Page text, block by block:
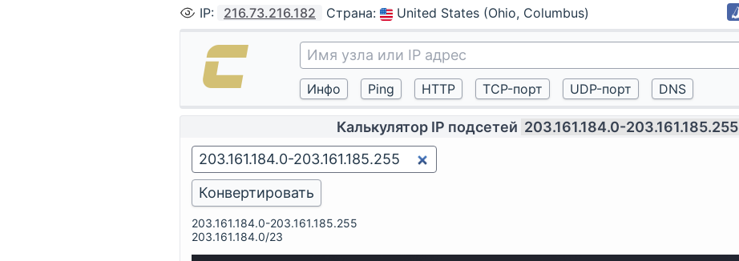
IP: 216.73.216.182 Страна: United States (Ohio, Columbus)
Калькулятор IP подсетей 203.161.184.0-203.161.185.255
203.161.184.0-203.161.185.255
203.161.184.0/23